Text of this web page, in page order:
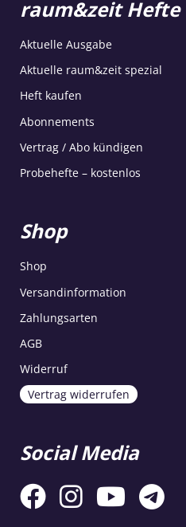
raum&zeit Hefte
Aktuelle Ausgabe
Aktuelle raum&zeit spezial
Heft kaufen
Abonnements
Vertrag / Abo kündigen
Probehefte – kostenlos
Shop
Shop
Versandinformation
Zahlungsarten
AGB
Widerruf
Vertrag widerrufen
Social Media